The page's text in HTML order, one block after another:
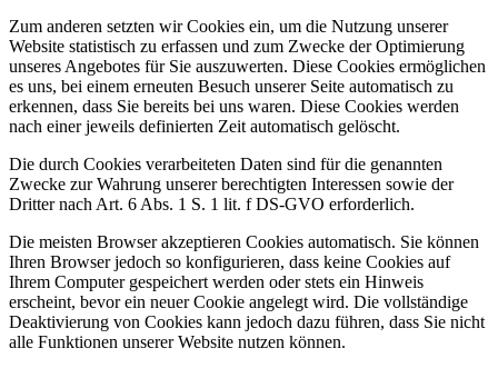
Zum anderen setzten wir Cookies ein, um die Nutzung unserer
Website statistisch zu erfassen und zum Zwecke der Optimierung
unseres Angebotes für Sie auszuwerten. Diese Cookies ermöglichen
es uns, bei einem erneuten Besuch unserer Seite automatisch zu
erkennen, dass Sie bereits bei uns waren. Diese Cookies werden
nach einer jeweils definierten Zeit automatisch gelöscht.
Die durch Cookies verarbeiteten Daten sind für die genannten
Zwecke zur Wahrung unserer berechtigten Interessen sowie der
Dritter nach Art. 6 Abs. 1 S. 1 lit. f DS-GVO erforderlich.
Die meisten Browser akzeptieren Cookies automatisch. Sie können
Ihren Browser jedoch so konfigurieren, dass keine Cookies auf
Ihrem Computer gespeichert werden oder stets ein Hinweis
erscheint, bevor ein neuer Cookie angelegt wird. Die vollständige
Deaktivierung von Cookies kann jedoch dazu führen, dass Sie nicht
alle Funktionen unserer Website nutzen können.